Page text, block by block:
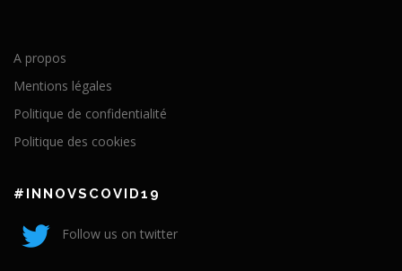
A propos
Mentions légales
Politique de confidentialité
Politique des cookies
#INNOVSCOVID19
Follow us on twitter